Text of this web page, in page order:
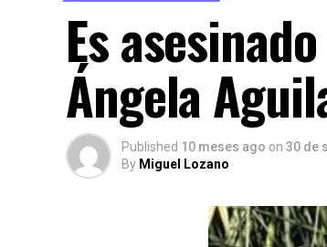
Es
Ángela
Published 10 meses ago on 30 de
By Miguel Lozano